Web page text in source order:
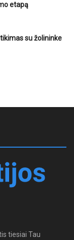
etapą
su žolininke
tiesiai Tau